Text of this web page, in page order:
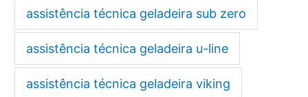
assistência técnica geladeira sub zero
assistência técnica geladeira u-line
assistência técnica geladeira viking